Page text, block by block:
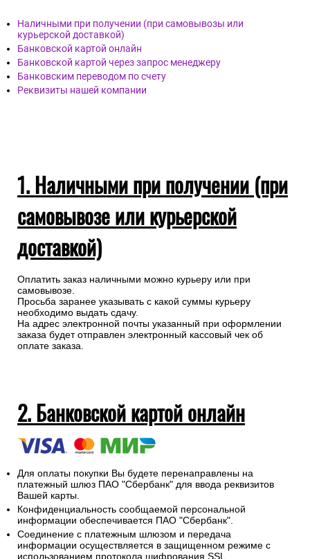
Наличными при получении (при самовывозы или
курьерской доставкой)
Банковской картой онлайн
Банковской картой через запрос менеджеру
Банковским переводом по счету
Реквизиты нашей компании
1. Наличными при получении (при
самовывозе или курьерской
доставкой)
Оплатить заказ наличными можно курьеру или при
самовывозе.
Просьба заранее указывать с какой суммы курьеру
необходимо выдать сдачу.
На адрес электронной почты указанный при оформлении
заказа будет отправлен электронный кассовый чек об
оплате заказа.
2. Банковской картой онлайн
Для оплаты покупки Вы будете перенаправлены на
платежный шлюз ПАО "Сбербанк" для ввода реквизитов
Вашей карты.
Конфиденциальность сообщаемой персональной
информации обеспечивается ПАО "Сбербанк".
Соединение с платежным шлюзом и передача
информации осуществляется в защищенном режиме с
использованием протокола шифрования SSL.